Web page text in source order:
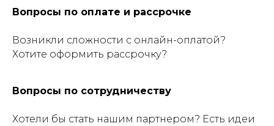
Вопросы по оплате и рассрочке
Возникли сложности с онлайн-оплатой?
Хотите оформить рассрочку?
Вопросы по сотрудничеству
Хотели бы стать нашим партнером? Есть идеи